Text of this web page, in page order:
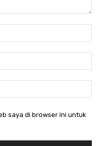
saya di browser ini untuk